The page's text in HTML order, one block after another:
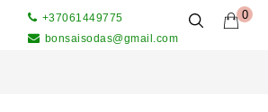
0
+37061449775
bonsaisodas@gmail.com